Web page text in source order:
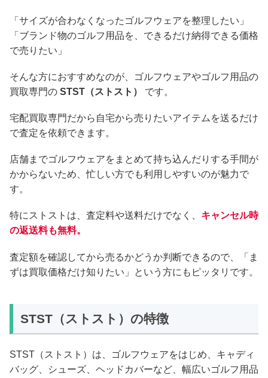
「サイズが合わなくなったゴルフウェアを整理したい」
「ブランド物のゴルフ用品を、できるだけ納得できる価格
で売りたい」
そんな方におすすめなのが、ゴルフウェアやゴルフ用品の
買取専門の STST（ストスト） です。
宅配買取専門だから自宅から売りたいアイテムを送るだけ
で査定を依頼できます。
店舗までゴルフウェアをまとめて持ち込んだりする手間が
かからないため、忙しい方でも利用しやすいのが魅力で
す。
特にストストは、査定料や送料だけでなく、 キャンセル時
の返送料も無料。
査定額を確認してから売るかどうか判断できるので、「ま
ずは買取価格だけ知りたい」という方にもピッタリです。
STST（ストスト）の特徴
STST（ストスト）は、ゴルフウェアをはじめ、キャディ
バッグ、シューズ、ヘッドカバーなど、幅広いゴルフ用品